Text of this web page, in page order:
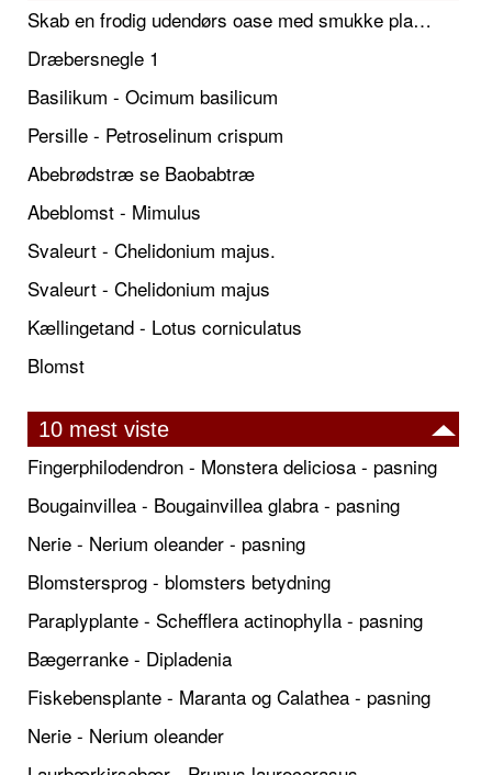
Skab en frodig udendørs oase med smukke plantekrukker og elegante espalier
Dræbersnegle 1
Basilikum - Ocimum basilicum
Persille - Petroselinum crispum
Abebrødstræ se Baobabtræ
Abeblomst - Mimulus
Svaleurt - Chelidonium majus.
Svaleurt - Chelidonium majus
Kællingetand - Lotus corniculatus
Blomst
10 mest viste
Fingerphilodendron - Monstera deliciosa - pasning
Bougainvillea - Bougainvillea glabra - pasning
Nerie - Nerium oleander - pasning
Blomstersprog - blomsters betydning
Paraplyplante - Schefflera actinophylla - pasning
Bægerranke - Dipladenia
Fiskebensplante - Maranta og Calathea - pasning
Nerie - Nerium oleander